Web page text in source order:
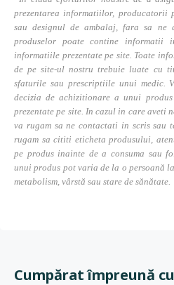
prezentarea informatiilor, producatorii
sau designul de ambalaj, fara sa ne
produselor poate contine informatii
informatiile prezentate pe site. Toate
de pe site-ul nostru trebuie luate cu
sfaturile sau prescriptiile unui medic.
decizia de achizitionare a unui
prezentate pe site. In cazul in care aveti
va rugam sa ne contactati in scris sau
rugam sa cititi eticheta produsului,
pe produs inainte de a consuma sau
unui produs pot varia de la o persoană
metabolism, vârstă sau stare de sănătate.
Cumpărat împreună